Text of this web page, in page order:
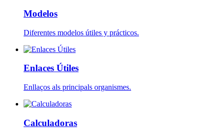
Modelos
Diferentes modelos útiles y prácticos.
Enlaces Útiles
Enllaços als principals organismes.
Calculadoras